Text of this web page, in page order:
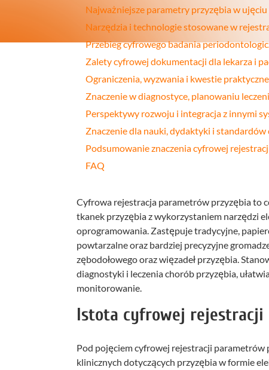
Najważniejsze parametry przyzębia w
Narzędzia i technologie stosowane w
Przebieg cyfrowego badania
Zalety cyfrowej dokumentacji dla lekarza i
Ograniczenia, wyzwania i kwestie praktyczne
Znaczenie w diagnostyce, planowaniu
Perspektywy rozwoju i integracja z innymi
Znaczenie dla nauki, dydaktyki i standardów
Podsumowanie znaczenia cyfrowej
FAQ
Cyfrowa rejestracja parametrów przyzębia to
tkanek przyzębia z wykorzystaniem narzędzi
oprogramowania. Zastępuje tradycyjne,
powtarzalne oraz bardziej precyzyjne
zębodołowego oraz więzadeł przyzębia.
diagnostyki i leczenia chorób przyzębia,
monitorowanie.
Istota cyfrowej rejestracji
Pod pojęciem cyfrowej rejestracji parametrów
klinicznych dotyczących przyzębia w formie